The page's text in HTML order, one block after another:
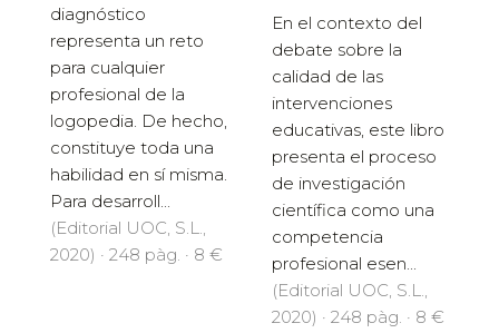
diagnóstico
representa un reto
para cualquier
profesional de la
logopedia. De hecho,
constituye toda una
habilidad en sí misma.
Para desarroll...
(Editorial UOC, S.L.,
2020) · 248 pàg. · 8 €
En el contexto del
debate sobre la
calidad de las
intervenciones
educativas, este libro
presenta el proceso
de investigación
científica como una
competencia
profesional esen...
(Editorial UOC, S.L.,
2020) · 248 pàg. · 8 €